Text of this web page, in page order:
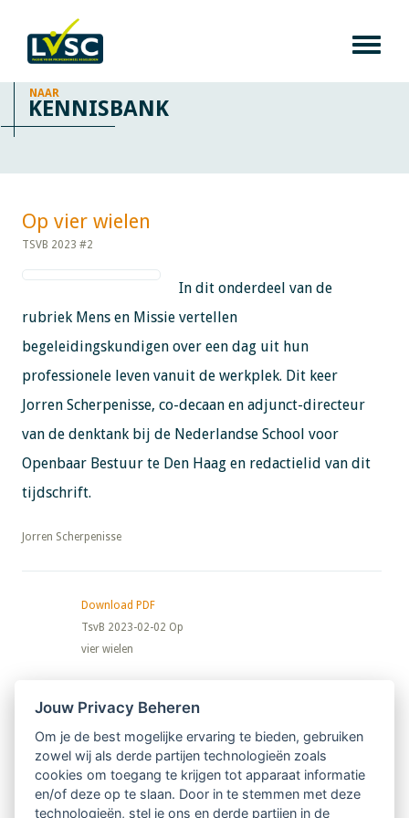
NAAR
KENNISBANK
Op vier wielen​​​​​​
TSVB 2023 #2
In dit onderdeel van de
rubriek Mens en Missie vertellen
begeleidingskundigen over een dag uit hun
professionele leven vanuit de werkplek. Dit keer
Jorren Scherpenisse, co-decaan en adjunct-directeur
van de denktank bij de Nederlandse School voor
Openbaar Bestuur te Den Haag en redactielid van dit
tijdschrift.
​​​​​​​Jorren Scherpenisse
Download PDF
TsvB 2023-02-02 Op
vier wielen
Nieuwsbrief
Ontvang 10 x per jaar de LVSC-
relatienieuwsbrief met o.a.:
Jouw Privacy Beheren
Om je de best mogelijke ervaring te bieden, gebruiken
zowel wij als derde partijen technologieën zoals
cookies om toegang te krijgen tot apparaat informatie
en/of deze op te slaan. Door in te stemmen met deze
technologieën, stel je ons en derde partijen in de